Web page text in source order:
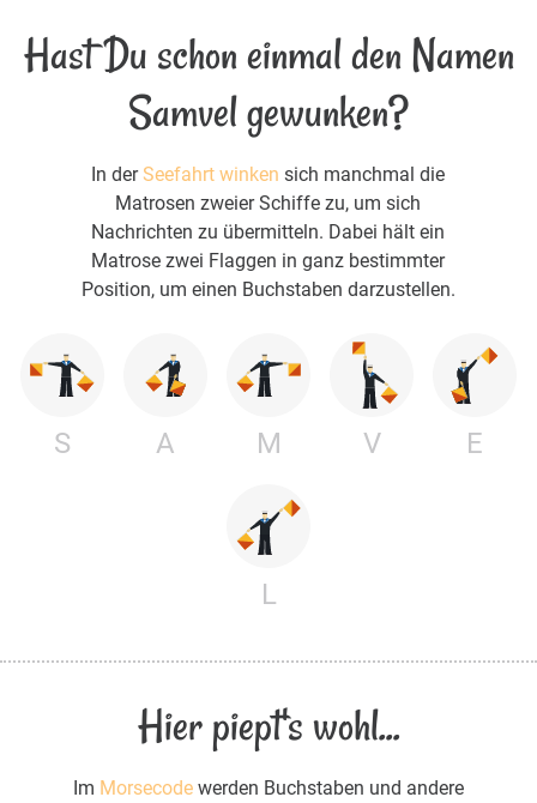
Hast Du schon einmal den Namen
Samvel gewunken?
In derSeefahrt winken sich manchmal die
Matrosen zweier Schiffe zu, um sich
Nachrichten zu übermitteln. Dabei hält ein
Matrose zwei Flaggen in ganz bestimmter
Position, um einen Buchstaben darzustellen.
S A M V E
L
Hier piept's wohl...
Im Morsecodewerden Buchstaben und andere